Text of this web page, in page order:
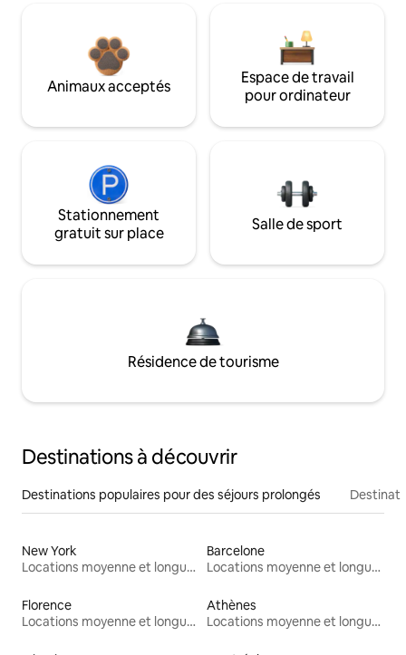
Animaux acceptés
Espace de travail
pour ordinateur
Stationnement
gratuit sur place
Salle de sport
Résidence de tourisme
Destinations à découvrir
Destinations populaires pour des séjours prolongés
New York
Locations moyenne et longue durée
Barcelone
Locations moyenne et longue durée
Florence
Locations moyenne et longue durée
Athènes
Locations moyenne et longue durée